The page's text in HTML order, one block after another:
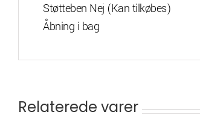
Støtteben Nej (Kan tilkøbes)
Åbning i bag
Relaterede varer